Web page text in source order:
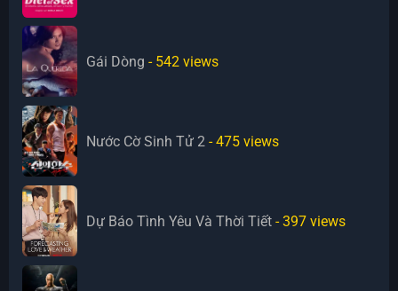
Gái Dòng - 542 views
Nước Cờ Sinh Tử 2 - 475 views
Dự Báo Tình Yêu Và Thời Tiết - 397 views